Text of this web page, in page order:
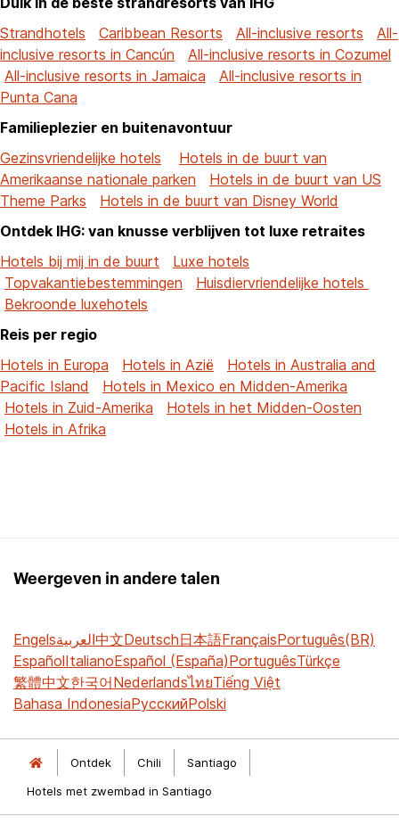
Strandhotels
Caribbean Resorts All-inclusive resorts
All-
inclusive resorts in Cancún
All-inclusive resorts in Cozumel
All-inclusive resorts in Jamaica
All-inclusive resorts in
Punta Cana
Familieplezier en buitenavontuur
Gezinsvriendelijke hotels
Hotels in de buurt van
Amerikaanse nationale parken
Hotels in de buurt van US
Theme Parks
Hotels in de buurt van Disney World
Ontdek IHG: van knusse verblijven tot luxe retraites
Hotels bij mij in de buurt
Luxe hotels
Topvakantiebestemmingen
Huisdiervriendelijke hotels
Bekroonde luxehotels
Reis per regio
Hotels in Europa
Hotels in Azië
Hotels in Australia and
Pacific Island
Hotels in Mexico en Midden-Amerika
Hotels in Zuid-Amerika
Hotels in het Midden-Oosten
Hotels in Afrika
Weergeven in andere talen
Engelsالعربية中文Deutsch日本語FrançaisPortuguês(BR)
EspañolItalianoEspañol (España)PortuguêsTürkçe
繁體中文한국어NederlandsไทยTiếng Việt
Bahasa IndonesiaРусскийPolski
Ontdek Chili
Santiago
Hotels met zwembad in Santiago